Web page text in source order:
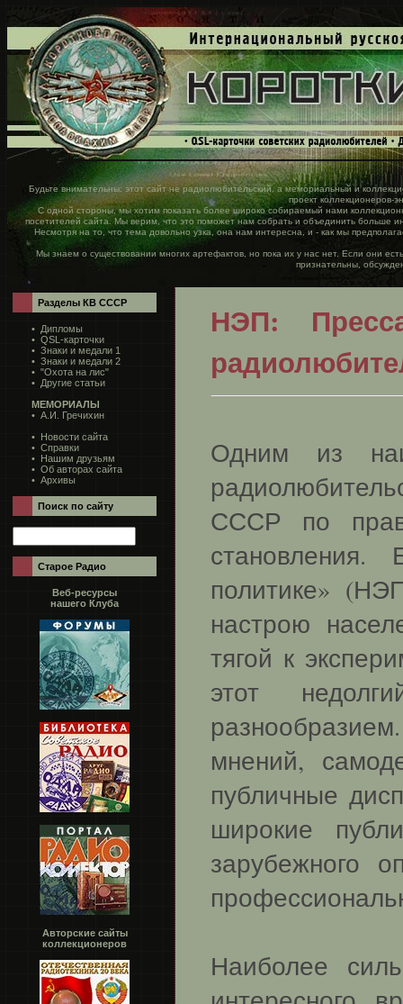
Будьте внимательны: этот сайт не радиолюбительский, а мемориальный и
проект коллекционеров-
С одной стороны, мы хотим показать более широко собираемый нами
посетителей сайта. Мы верим, что это поможет нам собрать и объединить
Несмотря на то, что тема довольно узка, она нам интересна, и - как мы
Мы знаем о существовании многих артефактов, но пока их у нас нет. Если они
признательны,
Разделы КВ СССР
• Дипломы
• QSL-карточки
• Знаки и медали 1
• Знаки и медали 2
• "Охота на лис"
• Другие статьи
МЕМОРИАЛЫ
• А.И. Гречихин
• Новости сайта
• Справки
• Нашим друзьям
• Об авторах сайта
• Архивы
Поиск по сайту
Старое Радио
Веб-ресурсы
нашего Клуба
Авторские сайты
коллекционеров
НЭП:
Одним из
СССР по
становления.
политике»
настрою
тягой к
этот
мнений,
публичные
широкие
зарубежного
Наиболее